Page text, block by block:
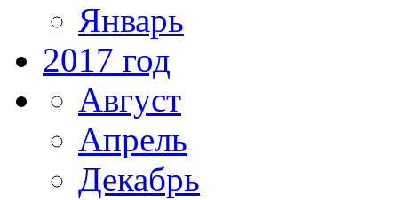
Январь
2017 год
Август
Апрель
Декабрь